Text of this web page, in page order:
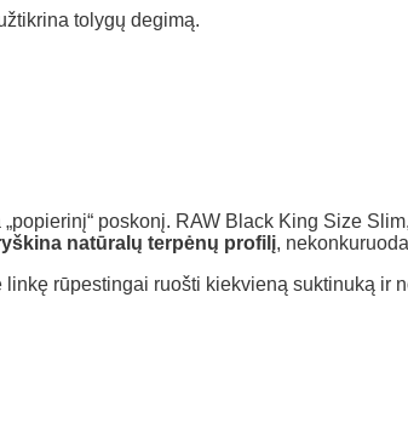
tolygų degimą.
poskonį. RAW Black King Size
natūralų terpėnų profilį,
linkę rūpestingai ruošti kiekvieną suktinuką ir